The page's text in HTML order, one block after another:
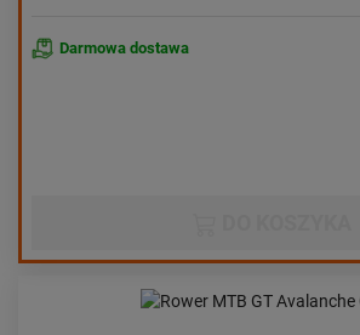
Darmowa dostawa